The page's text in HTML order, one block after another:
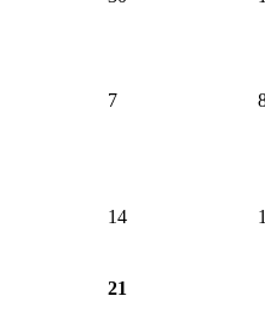
7
14
21